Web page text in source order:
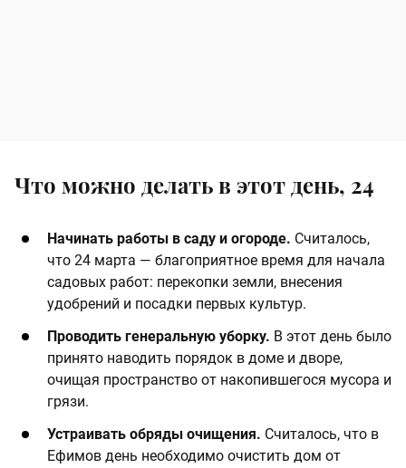
Что можно делать в этот день, 24
Начинать работы в саду и огороде. Считалось,
что 24 марта — благоприятное время для начала
садовых работ: перекопки земли, внесения
удобрений и посадки первых культур.
​Проводить генеральную уборку. В этот день было
принято наводить порядок в доме и дворе,
очищая пространство от накопившегося мусора и
грязи.
​Устраивать обряды очищения. Считалось, что в
Ефимов день необходимо очистить дом от